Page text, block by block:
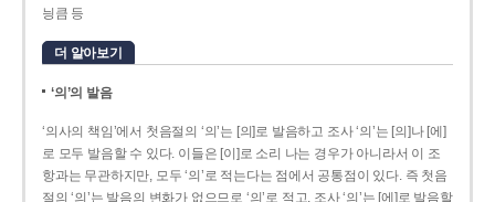
닁큼 등
더 알아보기
‘의’의 발음
‘의사의 책임’에서 첫음절의 ‘의’는 [의]로 발음하고 조사 ‘의’는 [의]나 [에]
로 모두 발음할 수 있다. 이들은 [이]로 소리 나는 경우가 아니라서 이 조
항과는 무관하지만, 모두 ‘의’로 적는다는 점에서 공통점이 있다. 즉 첫음
절의 ‘의’는 발음의 변화가 없으므로 ‘의’로 적고, 조사 ‘의’는 [에]로 발음할